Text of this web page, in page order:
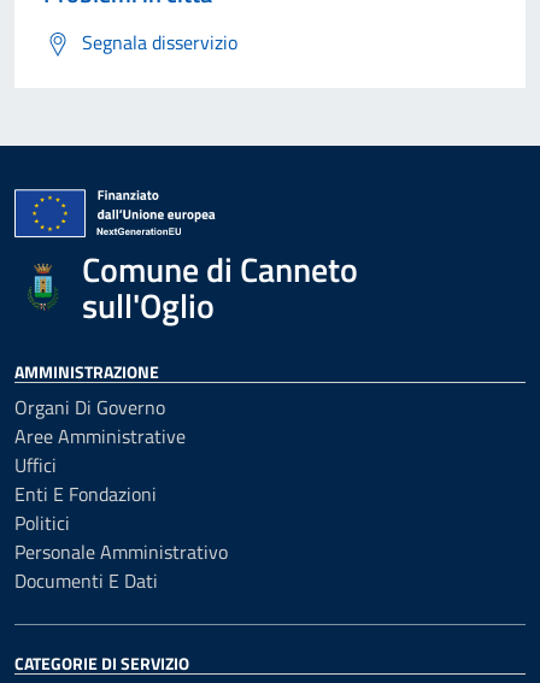
Segnala disservizio
Comune di Canneto
sull'Oglio
AMMINISTRAZIONE
Organi Di Governo
Aree Amministrative
Uffici
Enti E Fondazioni
Politici
Personale Amministrativo
Documenti E Dati
CATEGORIE DI SERVIZIO